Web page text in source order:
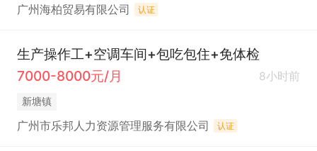
广州海柏贸易有限公司 认证
生产操作工+空调车间+包吃包住+免体检
7000-8000元/月
8小时前
新塘镇
广州市乐邦人力资源管理服务有限公司 认证